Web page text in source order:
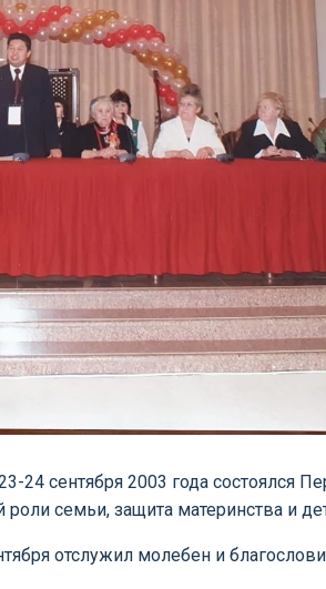
24 сентября 2003 года состоялся
семьи, защита материнства и
отслужил молебен и